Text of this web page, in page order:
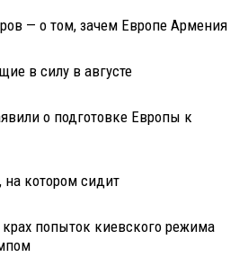
— о том, зачем Европе Армения
в силу в августе
о подготовке Европы к
на котором сидит
попыток киевского режима